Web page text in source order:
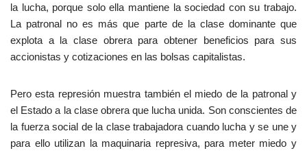
la lucha, porque solo ella mantiene la sociedad con su trabajo.
La patronal no es más que parte de la clase dominante que
explota a la clase obrera para obtener beneficios para sus
accionistas y cotizaciones en las bolsas capitalistas.
Pero esta represión muestra también el miedo de la patronal y
el Estado a la clase obrera que lucha unida. Son conscientes de
la fuerza social de la clase trabajadora cuando lucha y se une y
para ello utilizan la maquinaria represiva, para meter miedo y